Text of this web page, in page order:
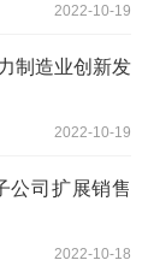
2022-10-19
制造业创新发
2022-10-19
公司扩展销售
2022-10-18